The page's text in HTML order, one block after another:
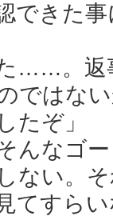
できた事
た……。返
ではな
たぞ」
んなゴー
ない。
てすら